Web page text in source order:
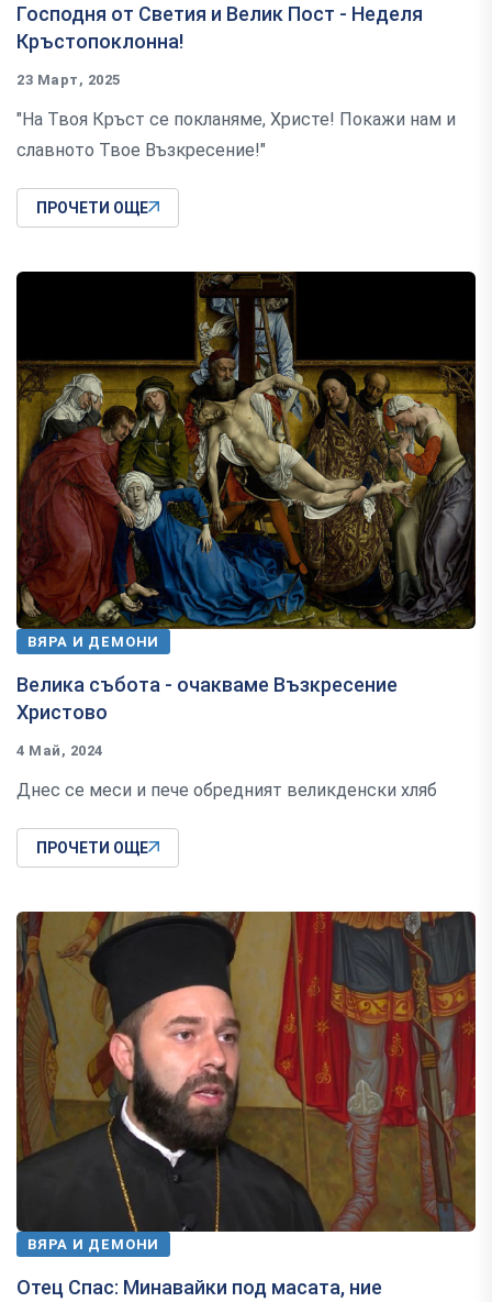
Господня от Светия и Велик Пост - Неделя
Кръстопоклонна!
23 Март, 2025
"На Твоя Кръст се покланяме, Христе! Покажи нам и
славното Твое Възкресение!"
ПРОЧЕТИ ОЩЕ
ВЯРА И ДЕМОНИ
Велика събота - очакваме Възкресение
Христово
4 Май, 2024
Днес се меси и пече обредният великденски хляб
ПРОЧЕТИ ОЩЕ
ВЯРА И ДЕМОНИ
Отец Спас: Минавайки под масата, ние